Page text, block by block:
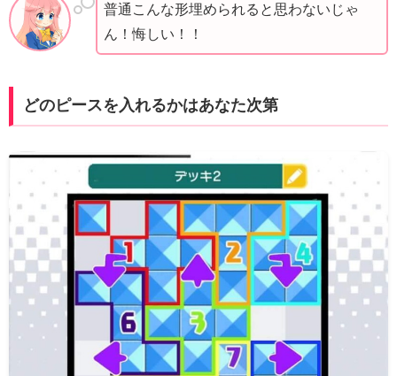
普通こんな形埋められると思わないじゃ
ん！悔しい！！
どのピースを入れるかはあなた次第